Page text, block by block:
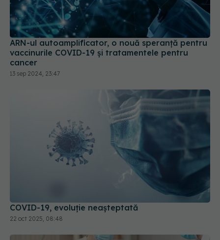
ARN-ul autoamplificator, o nouă speranță pentru
vaccinurile COVID-19 și tratamentele pentru
cancer
13 sep 2024, 23:47